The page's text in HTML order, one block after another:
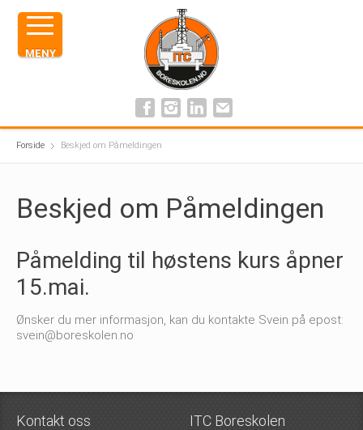
Forside Beskjed om Påmeldingen
Beskjed om Påmeldingen
Påmelding til høstens kurs åpner
15.mai.
Ønsker du mer informasjon, kan du kontakte Svein på epost:
svein@boreskolen.no
Kontakt oss ITC Boreskolen
MENY